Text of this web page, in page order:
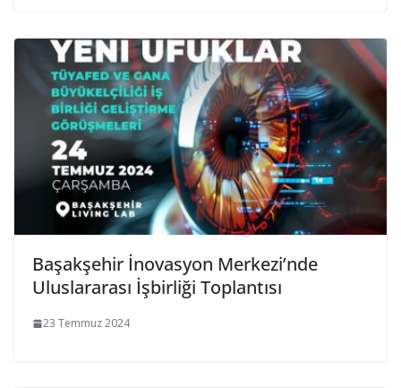
Başakşehir İnovasyon Merkezi’nde
Uluslararası İşbirliği Toplantısı
23 Temmuz 2024